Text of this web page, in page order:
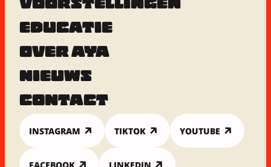
VOORSTELLINGEN
EDUCATIE
OVER AYA
NIEUWS
CONTACT
INSTAGRAM TIKTOK YOUTUBE
FACEBOOK LINKEDIN